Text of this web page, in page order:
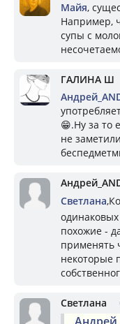
Майя,
Например,
супы с
ГАЛИНА Ш
😁.Ну за то
не
Светлана
похожие -
применять
некоторые
Светлана